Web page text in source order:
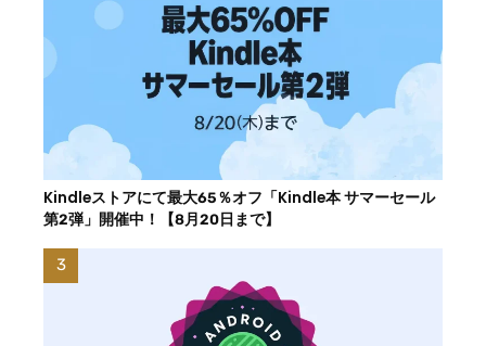
Kindleストアにて最大65％オフ「Kindle本 サマーセール
第2弾」開催中！【8月20日まで】